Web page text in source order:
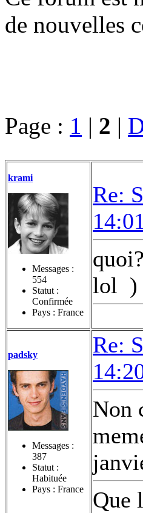
de nouvelles
Page : 1 | 2 |
krami
Messages :
554
Statut :
Confirmée
Pays : France
Re:
14:01
lol )
padsky
Messages :
387
Statut :
Habituée
Pays : France
Re:
Non
Que